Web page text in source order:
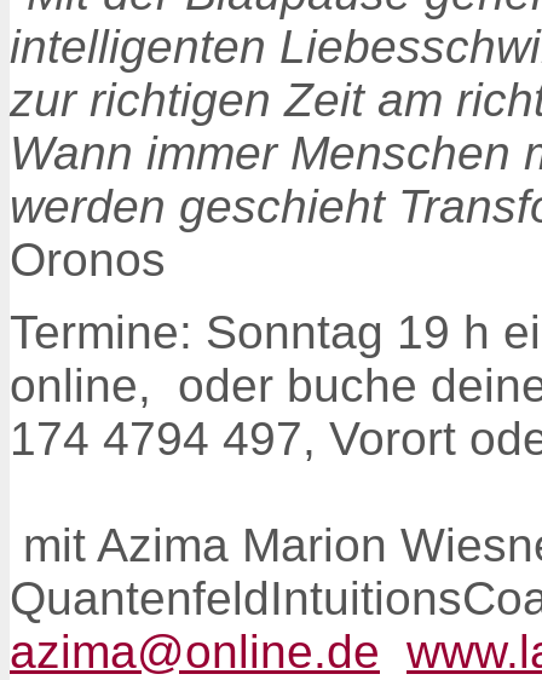
intelligenten
zur richtigen Zeit am
Wann immer Menschen
werden geschieht
Oronos
Termine: Sonntag 19 h
online, oder buche
174 4794 497, Vorort
mit Azima Marion
azima@online.de